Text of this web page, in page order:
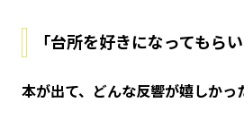
「台所を好きになってもらい
――本が出て、どんな反響が嬉しかっ